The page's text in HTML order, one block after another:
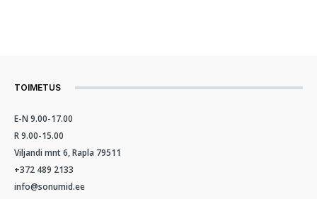
TOIMETUS
E-N 9.00-17.00
R 9.00-15.00
Viljandi mnt 6, Rapla 79511
+372 489 2133
info@sonumid.ee